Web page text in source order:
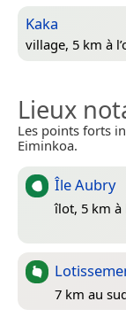
Kaka
village, 5 km à
Lieux
Les points forts
Eiminkoa.
Île Aubry
îlot, 5 km à
7 km au